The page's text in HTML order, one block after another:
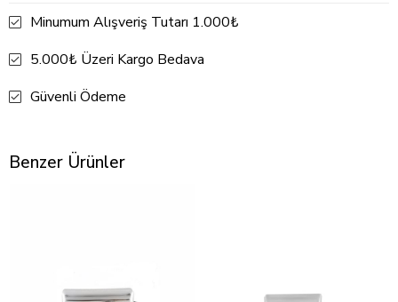
Minumum Alışveriş Tutarı 1.000₺
5.000₺ Üzeri Kargo Bedava
Güvenli Ödeme
Benzer Ürünler